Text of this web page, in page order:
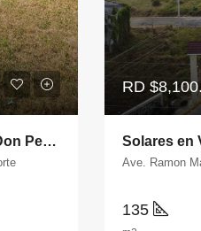
Solares en VENTA | Residencial Don Pepe | Santo Domingo Norte
RD
Ave. Ramon
135